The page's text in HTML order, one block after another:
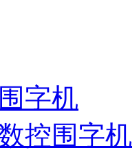
字机
控围字机